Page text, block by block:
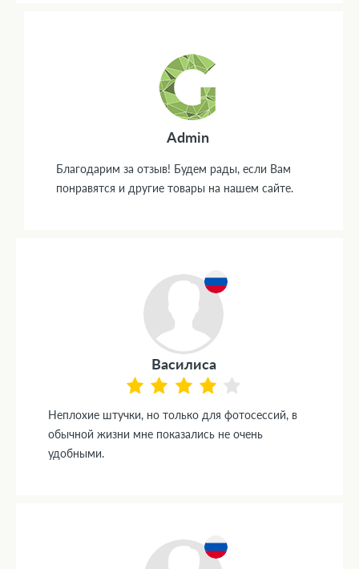
Admin
Благодарим за отзыв! Будем рады, если Вам
понравятся и другие товары на нашем сайте.
Василиса
Неплохие штучки, но только для фотосессий, в
обычной жизни мне показались не очень
удобными.